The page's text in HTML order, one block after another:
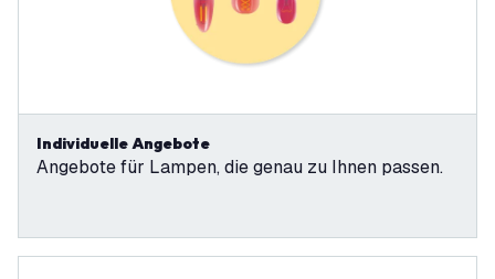
Individuelle Angebote
Angebote für Lampen, die genau zu Ihnen passen.